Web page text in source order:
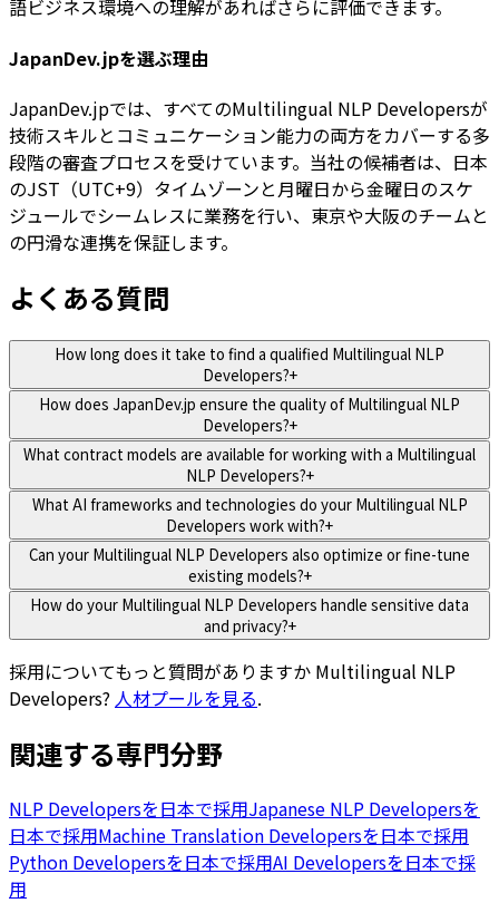
語ビジネス環境への理解があればさらに評価できます。
JapanDev.jpを選ぶ理由
JapanDev.jpでは、すべてのMultilingual NLP Developersが
技術スキルとコミュニケーション能力の両方をカバーする多
段階の審査プロセスを受けています。当社の候補者は、日本
のJST（UTC+9）タイムゾーンと月曜日から金曜日のスケ
ジュールでシームレスに業務を行い、東京や大阪のチームと
の円滑な連携を保証します。
よくある質問
How long does it take to find a qualified Multilingual NLP
Developers?+
How does JapanDev.jp ensure the quality of Multilingual NLP
Developers?+
What contract models are available for working with a Multilingual
NLP Developers?+
What AI frameworks and technologies do your Multilingual NLP
Developers work with?+
Can your Multilingual NLP Developers also optimize or fine-tune
existing models?+
How do your Multilingual NLP Developers handle sensitive data
and privacy?+
採用についてもっと質問がありますか Multilingual NLP
Developers? 人材プールを見る.
関連する専門分野
NLP Developersを日本で採用Japanese NLP Developersを
日本で採用Machine Translation Developersを日本で採用
Python Developersを日本で採用AI Developersを日本で採
用